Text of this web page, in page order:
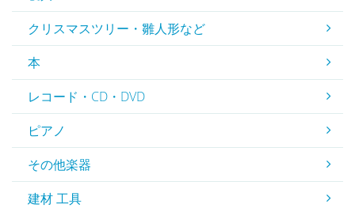
クリスマスツリー・雛人形など
本
レコード・CD・DVD
ピアノ
その他楽器
建材 工具